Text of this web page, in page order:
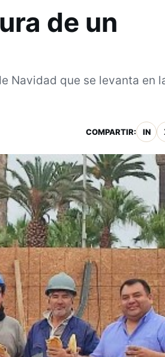
de un
Navidad que se levanta en
COMPARTIR: IN